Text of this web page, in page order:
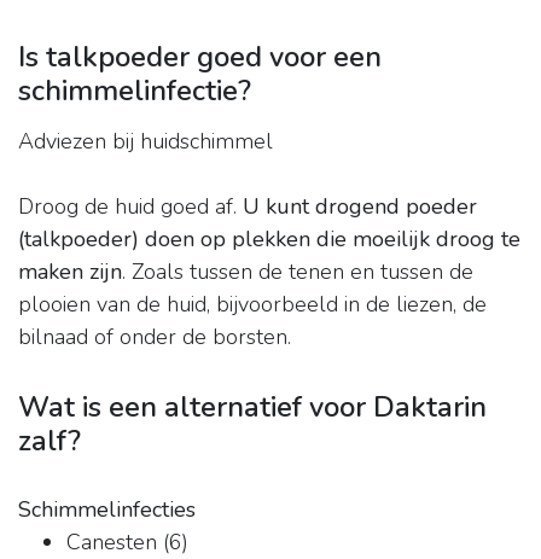
Is talkpoeder goed voor een
schimmelinfectie?
Adviezen bij huidschimmel
Droog de huid goed af. U kunt drogend poeder
(talkpoeder) doen op plekken die moeilijk droog te
maken zijn. Zoals tussen de tenen en tussen de
plooien van de huid, bijvoorbeeld in de liezen, de
bilnaad of onder de borsten.
Wat is een alternatief voor Daktarin
zalf?
Schimmelinfecties
Canesten (6)